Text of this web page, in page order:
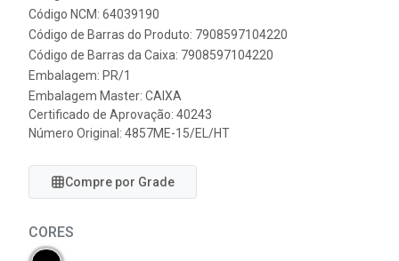
Código NCM: 64039190
Código de Barras do Produto: 7908597104220
Código de Barras da Caixa: 7908597104220
Embalagem: PR/1
Embalagem Master: CAIXA
Certificado de Aprovação: 40243
Número Original: 4857ME-15/EL/HT
Compre por Grade
CORES